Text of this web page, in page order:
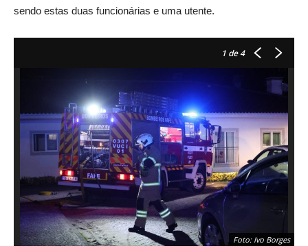
sendo estas duas funcionárias e uma utente.
1 de 4
Foto: Ivo Borges